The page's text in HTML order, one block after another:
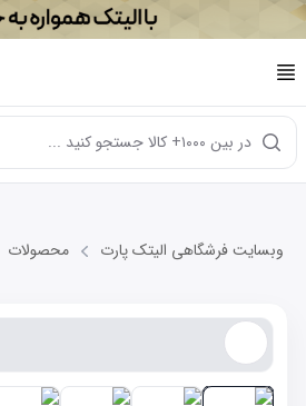
در بین ۱۰۰۰+ کالا جستجو کنید ...
وبسایت فرشگاهی الیتک پارت محصولات